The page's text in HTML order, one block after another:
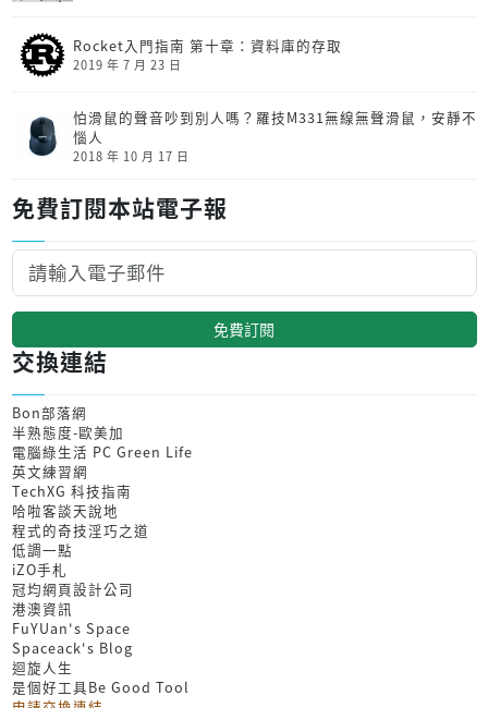
Rocket入門指南 第十章：資料庫的存取
2019 年 7 月 23 日
怕滑鼠的聲音吵到別人嗎？羅技M331無線無聲滑鼠，安靜不
惱人
2018 年 10 月 17 日
免費訂閱本站電子報
免費訂閱
交換連結
Bon部落網
半熟態度-歐美加
電腦綠生活 PC Green Life
英文練習網
TechXG 科技指南
哈啦客談天說地
程式的奇技淫巧之道
低調一點
iZO手札
冠均網頁設計公司
港澳資訊
FuYUan's Space
Spaceack's Blog
迴旋人生
是個好工具Be Good Tool